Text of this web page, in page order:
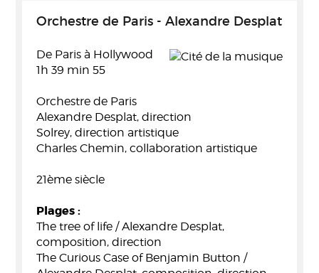
Orchestre de Paris - Alexandre Desplat
De Paris à Hollywood
1h 39 min 55
Orchestre de Paris
Alexandre Desplat, direction
Solrey, direction artistique
Charles Chemin, collaboration artistique
21ème siècle
Plages :
The tree of life / Alexandre Desplat,
composition, direction
The Curious Case of Benjamin Button /